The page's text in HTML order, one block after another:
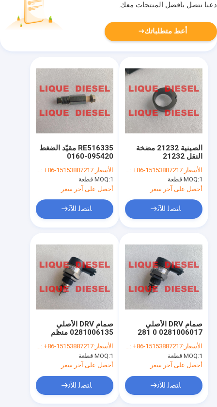
دعنا نتصل بأفضل المنتجات معك.
أعط متطلباتك
RE516335 مقيّد الضغط
095420-0160
0160 صمام 0160
الأسعار:whatsapp/wechat: +86-15153887217
MOQ:1 قطعة
أحصل على آخر سعر
ﺎﺘﺼﻟ ﺍﻶﻧ
الصينية 21232 مضخة
النقل 21232
الأسعار:whatsapp/wechat: +86-15153887217
MOQ:1 قطعة
أحصل على آخر سعر
ﺎﺘﺼﻟ ﺍﻶﻧ
صمام DRV الأصلي
0281006135 منظم
135
الأسعار:whatsapp/wechat: +86-15153887217
MOQ:1 قطعة
أحصل على آخر سعر
ﺎﺘﺼﻟ ﺍﻶﻧ
صمام DRV الأصلي
0281006017 0 281
CR/DRV-USK/30S
الأسعار:whatsapp/wechat: +86-15153887217
MOQ:1 قطعة
أحصل على آخر سعر
ﺎﺘﺼﻟ ﺍﻶﻧ